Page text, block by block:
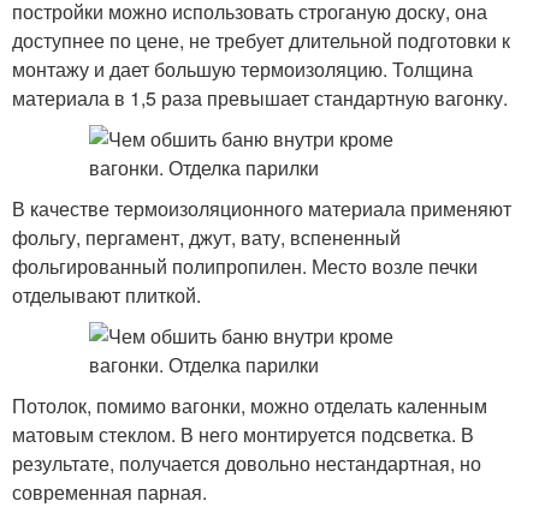
постройки можно использовать строганую доску, она
доступнее по цене, не требует длительной подготовки к
монтажу и дает большую термоизоляцию. Толщина
материала в 1,5 раза превышает стандартную вагонку.
В качестве термоизоляционного материала применяют
фольгу, пергамент, джут, вату, вспененный
фольгированный полипропилен. Место возле печки
отделывают плиткой.
Потолок, помимо вагонки, можно отделать каленным
матовым стеклом. В него монтируется подсветка. В
результате, получается довольно нестандартная, но
современная парная.